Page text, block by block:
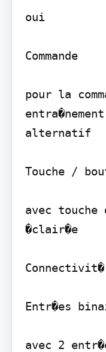
oui
Commande
pour la
alternatif
Touche /
avec touche
�clair�e
Connectivit�
Entr�es
avec 2